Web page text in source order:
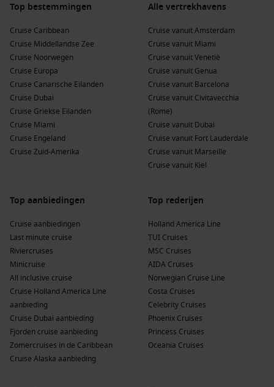
Top bestemmingen
Cruise Caribbean
Cruise Middellandse Zee
Cruise Noorwegen
Cruise Europa
Cruise Canarische Eilanden
Cruise Dubai
Cruise Griekse Eilanden
Cruise Miami
Cruise Engeland
Cruise Zuid-Amerika
Alle vertrekhavens
Cruise vanuit Amsterdam
Cruise vanuit Miami
Cruise vanuit Venetië
Cruise vanuit Genua
Cruise vanuit Barcelona
Cruise vanuit Civitavecchia
(Rome)
Cruise vanuit Dubai
Cruise vanuit Fort Lauderdale
Cruise vanuit Marseille
Cruise vanuit Kiel
Top aanbiedingen
Cruise aanbiedingen
Last minute cruise
Riviercruises
Minicruise
All inclusive cruise
Cruise Holland America Line
aanbieding
Cruise Dubai aanbieding
Fjorden cruise aanbieding
Zomercruises in de Caribbean
Cruise Alaska aanbieding
Top rederijen
Holland America Line
TUI Cruises
MSC Cruises
AIDA Cruises
Norwegian Cruise Line
Costa Cruises
Celebrity Cruises
Phoenix Cruises
Princess Cruises
Oceania Cruises